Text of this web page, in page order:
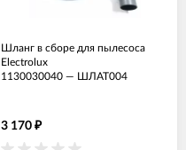
Шланг в сборе для пылесоса
Electrolux
1130030040 — ШЛАТ004
3 170 ₽